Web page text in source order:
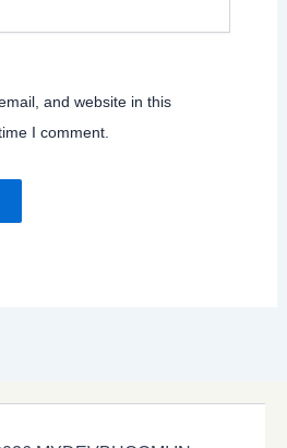
and website in this
I comment.